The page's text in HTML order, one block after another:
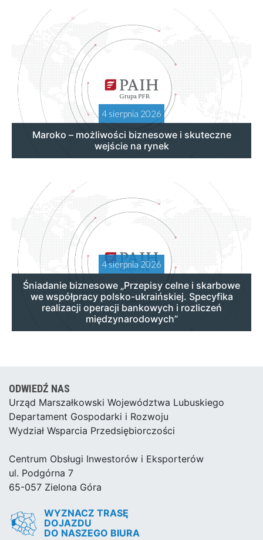
4 sierpnia 2026
Maroko – możliwości biznesowe i skuteczne
wejście na rynek
4 sierpnia 2026
Śniadanie biznesowe „Przepisy celne i skarbowe
we współpracy polsko-ukraińskiej. Specyfika
realizacji operacji bankowych i rozliczeń
międzynarodowych”
ODWIEDŹ NAS
Urząd Marszałkowski Województwa Lubuskiego
Departament Gospodarki i Rozwoju
Wydział Wsparcia Przedsiębiorczości
Centrum Obsługi Inwestorów i Eksporterów
ul. Podgórna 7
65-057 Zielona Góra
WYZNACZ TRASĘ
DOJAZDU
DO NASZEGO BIURA